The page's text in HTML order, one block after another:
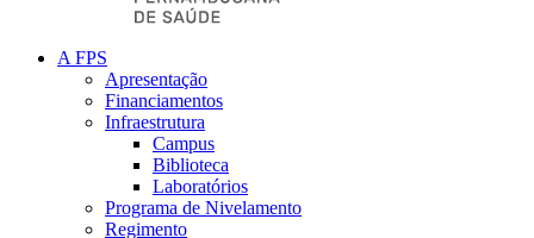
A FPS
Apresentação
Financiamentos
Infraestrutura
Campus
Biblioteca
Laboratórios
Programa de Nivelamento
Regimento